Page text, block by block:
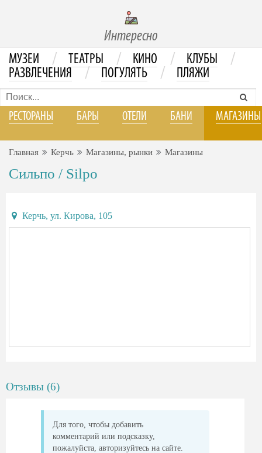
Интересно
МУЗЕИ / ТЕАТРЫ / КИНО / КЛУБЫ /
РАЗВЛЕЧЕНИЯ / ПОГУЛЯТЬ / ПЛЯЖИ
РЕСТОРАНЫ БАРЫ ОТЕЛИ БАНИ МАГАЗИНЫ
Главная Керчь Магазины, рынки Магазины
Сильпо / Silpo
Керчь, ул. Кирова, 105
Отзывы (6)
Для того, чтобы добавить
комментарий или подсказку,
пожалуйста, авторизуйтесь на сайте.